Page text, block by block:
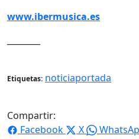
www.ibermusica.es
Etiquetas: noticiaportada
Compartir:
Facebook
X